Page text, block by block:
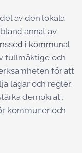
av den lokala
annat av
i kommunal
fullmäktige och
för att
lagar och regler.
demokrati,
kommuner och